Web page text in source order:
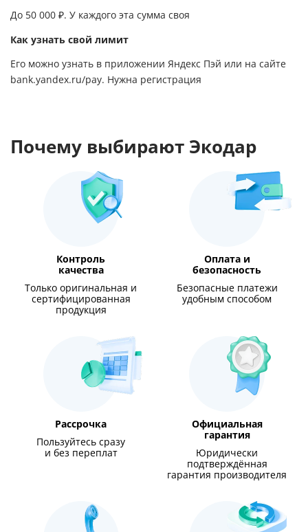
До 50 000 ₽. У каждого эта сумма своя
Как узнать свой лимит
Его можно узнать в приложении Яндекс Пэй или на сайте
bank.yandex.ru/pay. Нужна регистрация
Почему выбирают Экодар
Контроль
качества
Только оригинальная и
сертифицированная
продукция
Оплата и
безопасность
Безопасные платежи
удобным способом
Рассрочка
Пользуйтесь сразу
и без переплат
Официальная
гарантия
Юридически
подтверждённая
гарантия производителя